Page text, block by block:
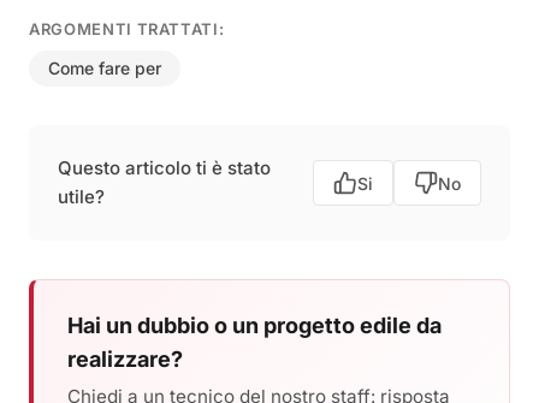
ARGOMENTI TRATTATI:
Come fare per
Questo articolo ti è stato
utile?
Si No
Hai un dubbio o un progetto edile da
realizzare?
Chiedi a un tecnico del nostro staff: risposta